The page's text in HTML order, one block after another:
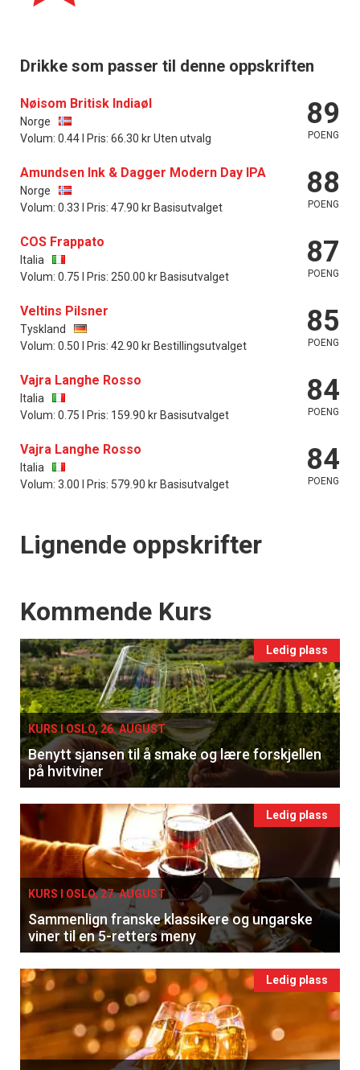
Drikke som passer til denne oppskriften
Nøisom Britisk Indiaøl
Norge
Volum: 0.44 l Pris: 66.30 kr Uten utvalg
89
POENG
Amundsen Ink & Dagger Modern Day IPA
Norge
Volum: 0.33 l Pris: 47.90 kr Basisutvalget
88
POENG
COS Frappato
Italia
Volum: 0.75 l Pris: 250.00 kr Basisutvalget
87
POENG
Veltins Pilsner
Tyskland
Volum: 0.50 l Pris: 42.90 kr Bestillingsutvalget
85
POENG
Vajra Langhe Rosso
Italia
Volum: 0.75 l Pris: 159.90 kr Basisutvalget
84
POENG
Vajra Langhe Rosso
Italia
Volum: 3.00 l Pris: 579.90 kr Basisutvalget
84
POENG
Lignende oppskrifter
Events
Kommende Kurs
Ledig plass
KURS I OSLO, 26. AUGUST
Benytt sjansen til å smake og lære forskjellen
på hvitviner
Ledig plass
KURS I OSLO, 27. AUGUST
Sammenlign franske klassikere og ungarske
viner til en 5-retters meny
Ledig plass